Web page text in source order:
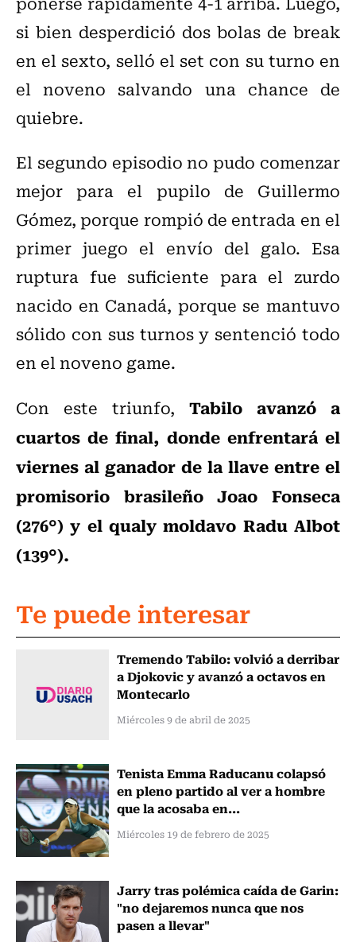
si bien desperdició dos bolas de break
en el sexto, selló el set con su turno en
el noveno salvando una chance de
quiebre.
El segundo episodio no pudo comenzar
mejor para el pupilo de Guillermo
Gómez, porque rompió de entrada en el
primer juego el envío del galo. Esa
ruptura fue suficiente para el zurdo
nacido en Canadá, porque se mantuvo
sólido con sus turnos y sentenció todo
en el noveno game.
Con este triunfo, Tabilo avanzó a
cuartos de final, donde enfrentará el
viernes al ganador de la llave entre el
promisorio brasileño Joao Fonseca
(276°) y el qualy moldavo Radu Albot
(139°).
Te puede interesar
Tremendo Tabilo: volvió a derribar
a Djokovic y avanzó a octavos en
Montecarlo
Miércoles 9 de abril de 2025
Tenista Emma Raducanu colapsó
en pleno partido al ver a hombre
que la acosaba en...
Miércoles 19 de febrero de 2025
Jarry tras polémica caída de Garin:
"no dejaremos nunca que nos
pasen a llevar"